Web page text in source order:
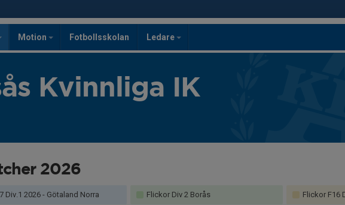
Motion Fotbollsskolan Ledare
Kvinnliga IK
2026
Div.1 2026 - Götaland Norra Flickor Div 2 Borås Flickor F16